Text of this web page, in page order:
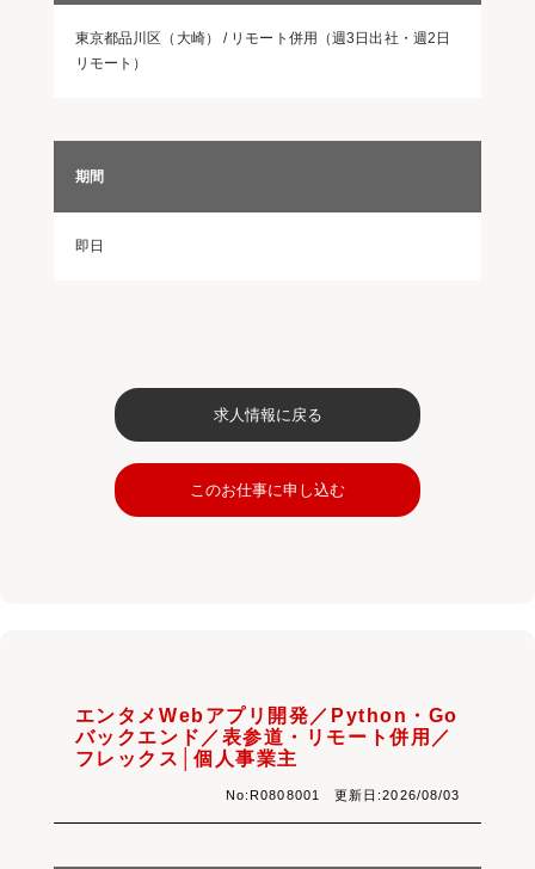
東京都品川区（大崎） / リモート併用（週3日出社・週2日
リモート）
期間
即日
求人情報に戻る
このお仕事に申し込む
エンタメWebアプリ開発／Python・Go
バックエンド／表参道・リモート併用／
フレックス│個人事業主
No:R0808001 更新日:2026/08/03